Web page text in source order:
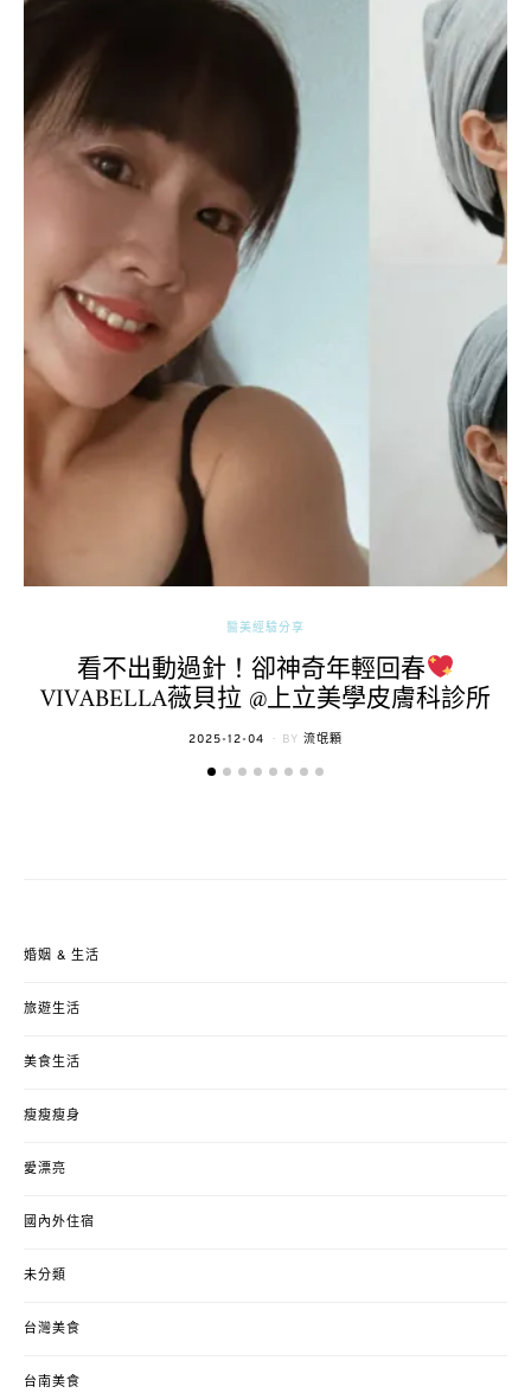
醫美經驗分享
看不出動過針！卻神奇年輕回春
VIVABELLA薇貝拉 @上立美學皮膚科診所
POSTED
2025-12-04 BY 流氓顆
婚姻 & 生活
旅遊生活
美食生活
瘦瘦瘦身
愛漂亮
國內外住宿
未分類
台灣美食
台南美食